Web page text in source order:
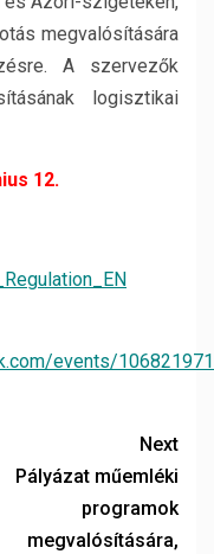
megvalósítására
A szervezők
logisztikai
12.
events/
Next
Pályázat műemléki
programok
megvalósítására,